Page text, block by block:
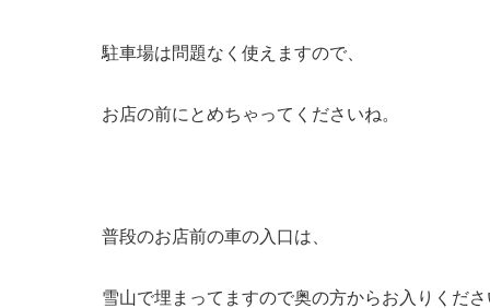
駐車場は問題なく使えますので、
お店の前にとめちゃってくださいね。
普段のお店前の車の入口は、
雪山で埋まってますので奥の方からお入りくださ